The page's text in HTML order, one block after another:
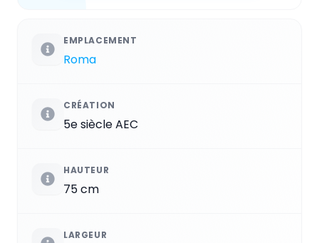
EMPLACEMENT
Roma
CRÉATION
5e siècle AEC
HAUTEUR
75 cm
LARGEUR